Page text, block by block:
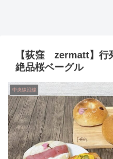
【荻窪 zermatt】行
絶品桜ベーグル
中央線沿線